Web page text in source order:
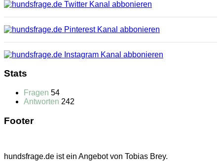
Stats
Fragen 54
Antworten 242
Footer
hundsfrage.de ist ein Angebot von Tobias Brey.